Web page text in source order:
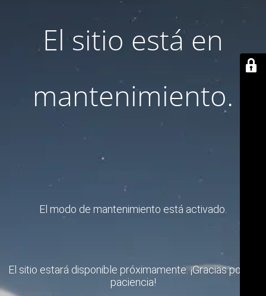
El sitio está en
mantenimiento.
El modo de mantenimiento está activado.
El sitio estará disponible próximamente. ¡Gracias por su
paciencia!